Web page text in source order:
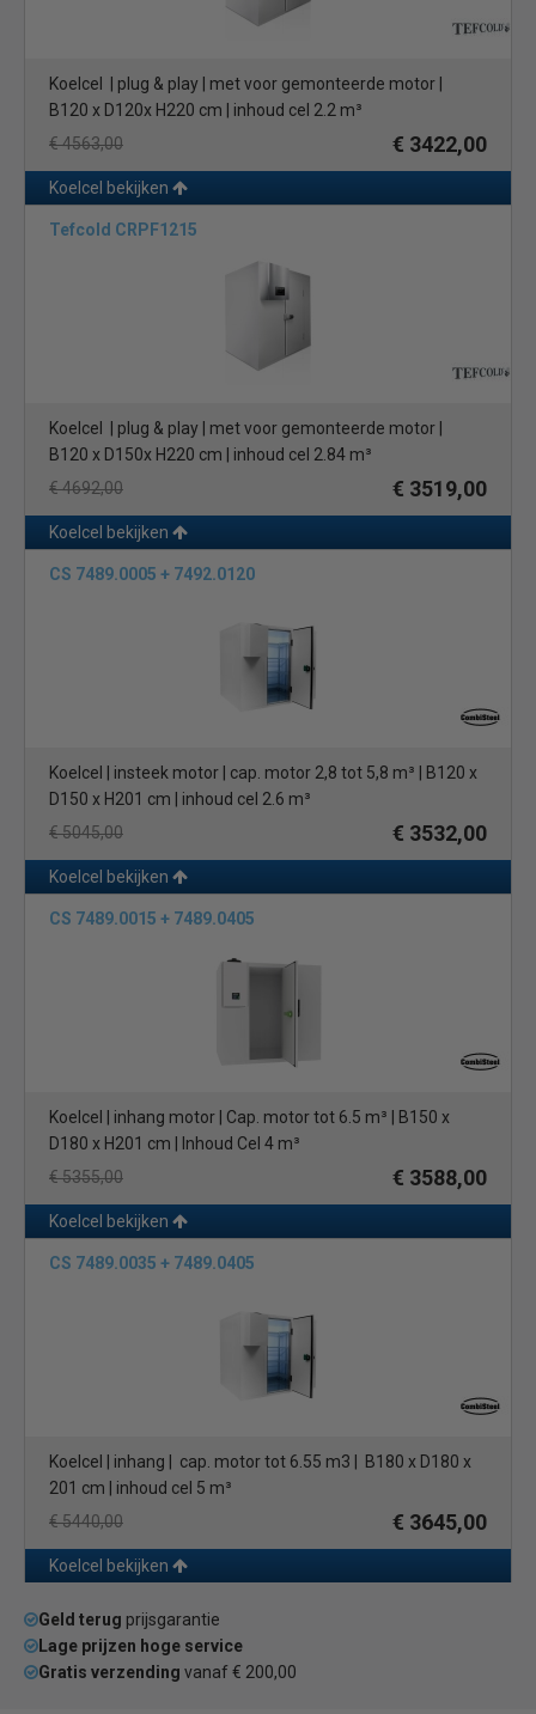
Koelcel | plug & play | met voor gemonteerde motor |
B120 x D120x H220 cm | inhoud cel 2.2 m³
€ 4563,00
€ 3422,00
Koelcel bekijken
Tefcold CRPF1215
Koelcel | plug & play | met voor gemonteerde motor |
B120 x D150x H220 cm | inhoud cel 2.84 m³
€ 4692,00
€ 3519,00
Koelcel bekijken
CS 7489.0005 + 7492.0120
Koelcel | insteek motor | cap. motor 2,8 tot 5,8 m³ | B120 x
D150 x H201 cm | inhoud cel 2.6 m³
€ 5045,00
€ 3532,00
Koelcel bekijken
CS 7489.0015 + 7489.0405
Koelcel | inhang motor | Cap. motor tot 6.5 m³ | B150 x
D180 x H201 cm | Inhoud Cel 4 m³
€ 5355,00
€ 3588,00
Koelcel bekijken
CS 7489.0035 + 7489.0405
Koelcel | inhang | cap. motor tot 6.55 m3 | B180 x D180 x
201 cm | inhoud cel 5 m³
€ 5440,00
€ 3645,00
Koelcel bekijken
Geld terug prijsgarantie
Lage prijzen hoge service
Gratis verzending vanaf € 200,00